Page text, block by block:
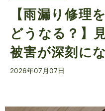
【雨漏り修理
どうなる？】
被害が深刻に
2026年07月07日